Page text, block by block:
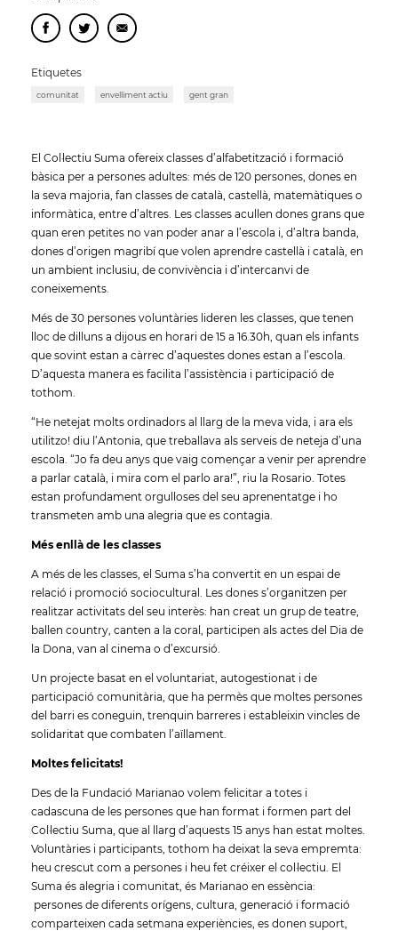
Etiquetes
comunitat envelliment actiu gent gran
El Col·lectiu Suma ofereix classes d’alfabetització i formació
bàsica per a persones adultes: més de 120 persones, dones en
la seva majoria, fan classes de català, castellà, matemàtiques o
informàtica, entre d’altres. Les classes acullen dones grans que
quan eren petites no van poder anar a l’escola i, d’altra banda,
dones d’origen magribí que volen aprendre castellà i català, en
un ambient inclusiu, de convivència i d’intercanvi de
coneixements.
Més de 30 persones voluntàries lideren les classes, que tenen
lloc de dilluns a dijous en horari de 15 a 16.30h, quan els infants
que sovint estan a càrrec d’aquestes dones estan a l’escola.
D’aquesta manera es facilita l’assistència i participació de
tothom.
“He netejat molts ordinadors al llarg de la meva vida, i ara els
utilitzo! diu l’Antonia, que treballava als serveis de neteja d’una
escola. “Jo fa deu anys que vaig començar a venir per aprendre
a parlar català, i mira com el parlo ara!”, riu la Rosario. Totes
estan profundament orgulloses del seu aprenentatge i ho
transmeten amb una alegria que es contagia.
Més enllà de les classes
A més de les classes, el Suma s’ha convertit en un espai de
relació i promoció sociocultural. Les dones s’organitzen per
realitzar activitats del seu interès: han creat un grup de teatre,
ballen country, canten a la coral, participen als actes del Dia de
la Dona, van al cinema o d’excursió.
Un projecte basat en el voluntariat, autogestionat i de
participació comunitària, que ha permès que moltes persones
del barri es coneguin, trenquin barreres i estableixin vincles de
solidaritat que combaten l’aïllament.
Moltes felicitats!
Des de la Fundació Marianao volem felicitar a totes i
cadascuna de les persones que han format i formen part del
Col·lectiu Suma, que al llarg d’aquests 15 anys han estat moltes.
Voluntàries i participants, tothom ha deixat la seva empremta:
heu crescut com a persones i heu fet créixer el col·lectiu. El
Suma és alegria i comunitat, és Marianao en essència:
persones de diferents orígens, cultura, generació i formació
comparteixen cada setmana experiències, es donen suport,